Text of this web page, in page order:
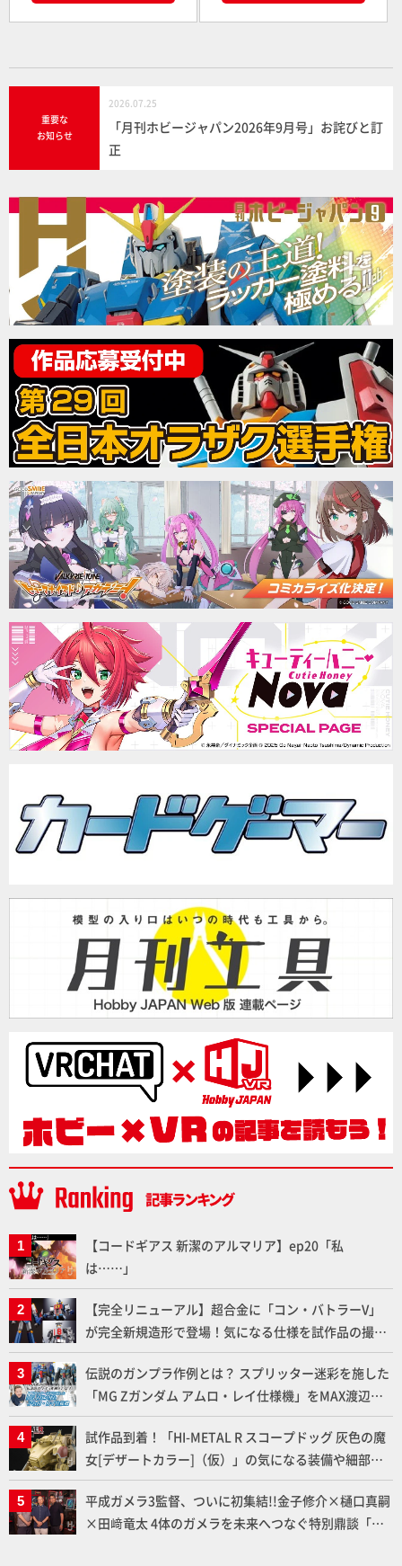
重要な
お知らせ
2026.07.25
「月刊ホビージャパン2026年9月号」お詫びと訂
正
【コードギアス 新潔のアルマリア】ep20「私
は……」
【完全リニューアル】超合金に「コン・バトラーV」
が完全新規造形で登場！気になる仕様を試作品の撮り
下ろしでご紹介!!さらに「大鉄人17」＆「ワンエイ
ト」セット情報もお届け！【超合金の魂】
伝説のガンプラ作例とは？ スプリッター迷彩を施した
「MG Zガンダム アムロ・レイ仕様機」をMAX渡辺が
ふたたび塗る!!【試し読み】
試作品到着！「HI-METAL R スコープドッグ 灰色の魔
女[デザートカラー]（仮）」の気になる装備や細部な
ど商品仕様を撮り下ろしでお届け!! 【装甲騎兵ボトム
ズ】
平成ガメラ3監督、ついに初集結!!金子修介×樋口真嗣
×田﨑竜太 4体のガメラを未来へつなぐ特別鼎談「ガ